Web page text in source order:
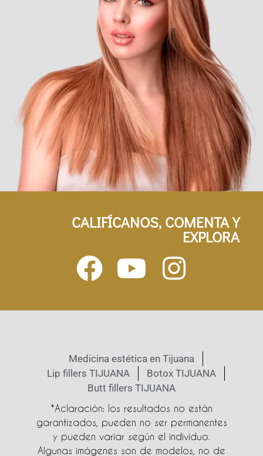
CALIFÍCANOS, COMENTA Y
EXPLORA
Medicina estética en Tijuana
Lip fillers TIJUANA
Botox TIJUANA
Butt fillers TIJUANA
*Aclaración: los resultados no están
garantizados, pueden no ser permanentes
y pueden variar según el individuo.
Algunas imágenes son de modelos, no de